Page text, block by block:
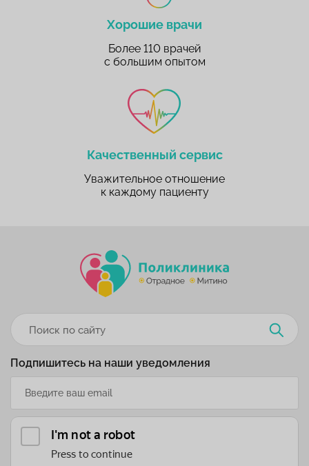
Хорошие врачи
Более 110 врачей
с большим опытом
Качественный сервис
Уважительное отношение
к каждому пациенту
Подпишитесь на наши уведомления